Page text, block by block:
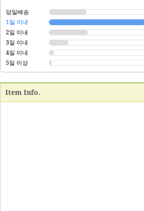
당일배송
1일 이내
2일 이내
3일 이내
4일 이내
5일 이상
Item Info.